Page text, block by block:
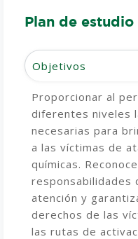
Plan de estudio
Objetivos
Proporcionar al
diferentes niveles
necesarias para
a las víctimas de
químicas.
responsabilidades
atención y
derechos de las
las rutas de